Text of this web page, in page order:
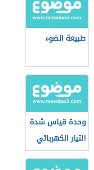
طبيعة الضوء
وحدة قياس شدة
التيار الكهربائي